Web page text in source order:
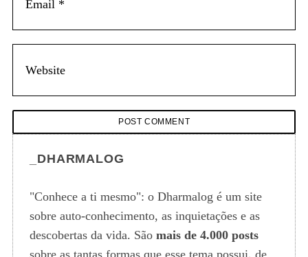
_DHARMALOG
"Conhece a ti mesmo": o Dharmalog é um site
sobre auto-conhecimento, as inquietações e as
descobertas da vida. São mais de 4.000 posts